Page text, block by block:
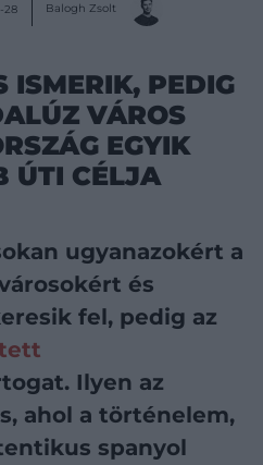
28 Balogh Zsolt
ISMERIK, PEDIG
VÁROS
EGYIK
ÚTI CÉLJA
ugyanazokért a
és
fel, pedig az
Ilyen az
ahol a történelem,
spanyol